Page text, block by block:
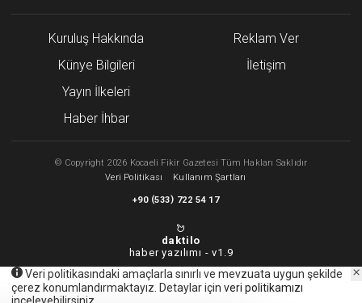
Kuruluş Hakkında
Künye Bilgileri
Yayın İlkeleri
Haber İhbar
Reklam Ver
İletişim
© Copyright 2026 Kocaeli Fikir Gazetesi Tüm Hakları Saklıdır
Veri Politikası
Kullanım Şartları
+90 (533) 722 54 17
daktilo
haber yazılımı -v1.9
Veri politikasındaki amaçlarla sınırlı ve mevzuata uygun şekilde
çerez konumlandırmaktayız. Detaylar için veri politikamızı